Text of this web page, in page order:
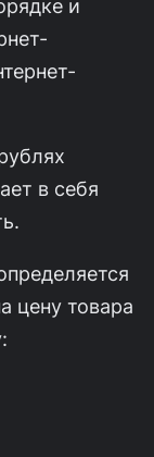
и
в себя
цену товара